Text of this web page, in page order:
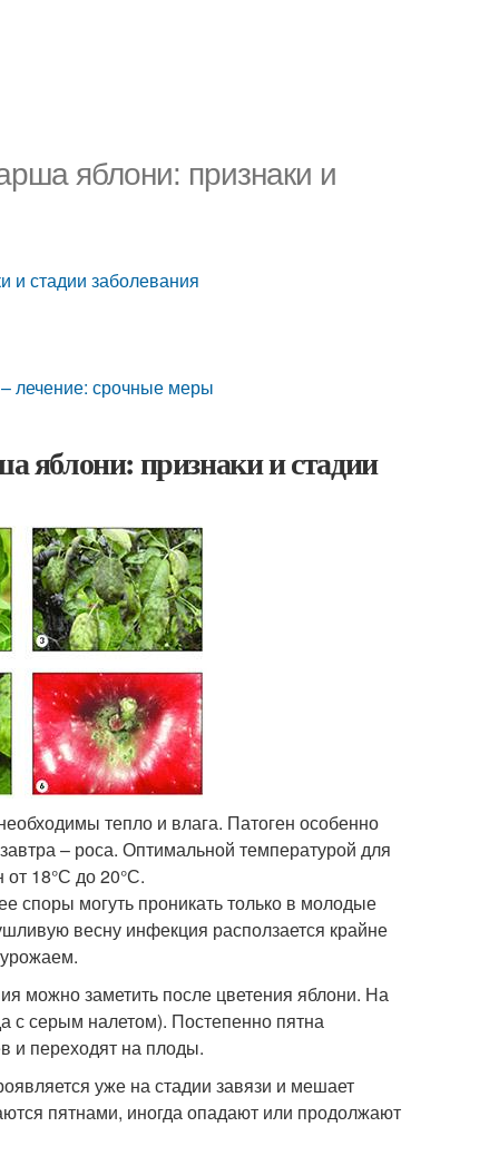
яблони: признаки и
и стадии заболевания
лечение: срочные меры
яблони: признаки и стадии
тепло и влага. Патоген особенно
– роса. Оптимальной температурой для
от 18°С до 20°С.
споры могуть проникать только в молодые
весну инфекция расползается крайне
можно заметить после цветения яблони. На
с серым налетом). Постепенно пятна
и переходят на плоды.
уже на стадии завязи и мешает
пятнами, иногда опадают или продолжают